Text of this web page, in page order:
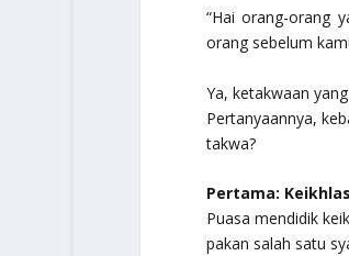
“Hai orang-orang
orang sebelum
Ya, ketakwaan
Pertanyaannya,
takwa?
Pertama:
Puasa mendidik
pakan salah satu